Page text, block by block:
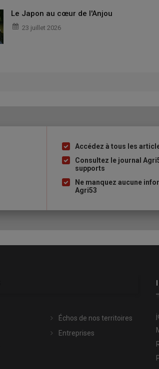
Le Japon au cœur de l'Anjou
23 juillet 2026
Liste
à
puce
Accédez à tous les
Consultez le journal
supports
Ne manquez aucune
Agri53
Échos de nos territoires
Entreprises